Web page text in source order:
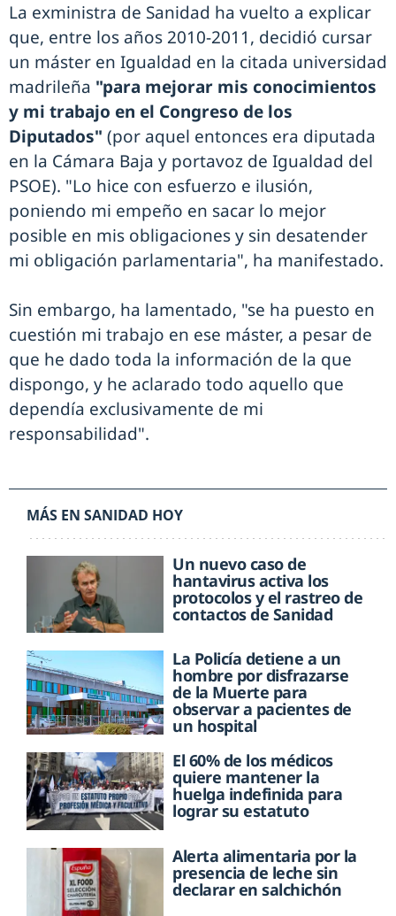
La exministra de Sanidad ha vuelto a explicar
que, entre los años 2010-2011, decidió cursar
un máster en Igualdad en la citada universidad
madrileña "para mejorar mis conocimientos
y mi trabajo en el Congreso de los
Diputados" (por aquel entonces era diputada
en la Cámara Baja y portavoz de Igualdad del
PSOE). "Lo hice con esfuerzo e ilusión,
poniendo mi empeño en sacar lo mejor
posible en mis obligaciones y sin desatender
mi obligación parlamentaria", ha manifestado.
Sin embargo, ha lamentado, "se ha puesto en
cuestión mi trabajo en ese máster, a pesar de
que he dado toda la información de la que
dispongo, y he aclarado todo aquello que
dependía exclusivamente de mi
responsabilidad".
MÁS EN SANIDAD HOY
Un nuevo caso de
hantavirus activa los
protocolos y el rastreo de
contactos de Sanidad
La Policía detiene a un
hombre por disfrazarse
de la Muerte para
observar a pacientes de
un hospital
El 60% de los médicos
quiere mantener la
huelga indefinida para
lograr su estatuto
Alerta alimentaria por la
presencia de leche sin
declarar en salchichón